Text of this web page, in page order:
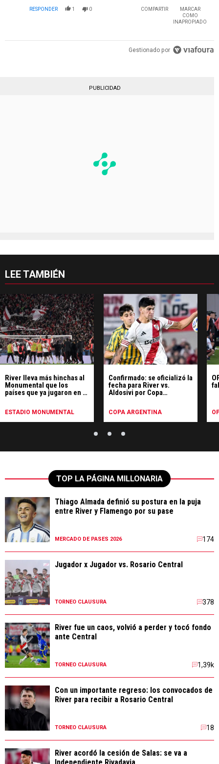
RESPONDER 1 0 COMPARTIR
MARCAR
COMO
INAPROPIADO
Gestionado por
PUBLICIDAD
LEE TAMBIÉN
River lleva más hinchas al
Monumental que los
países que ya jugaron en el
ESTADIO MONUMENTAL
Confirmado: se oficializó la
fecha para River vs.
Aldosivi por Copa
COPA ARGENTINA
TOP LA PÁGINA MILLONARIA
Thiago Almada definió su postura en la puja
entre River y Flamengo por su pase
MERCADO DE PASES 2026 174
Jugador x Jugador vs. Rosario Central
TORNEO CLAUSURA 378
River fue un caos, volvió a perder y tocó fondo
ante Central
TORNEO CLAUSURA 1,39k
Con un importante regreso: los convocados de
River para recibir a Rosario Central
TORNEO CLAUSURA 18
River acordó la cesión de Salas: se va a